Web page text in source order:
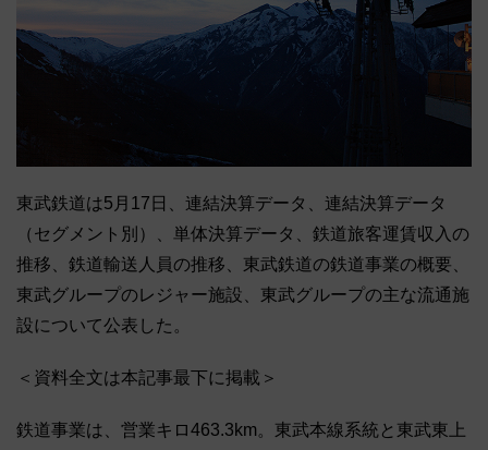
東武鉄道は5月17日、連結決算データ、連結決算データ
（セグメント別）、単体決算データ、鉄道旅客運賃収入の
推移、鉄道輸送人員の推移、東武鉄道の鉄道事業の概要、
東武グループのレジャー施設、東武グループの主な流通施
設について公表した。
＜資料全文は本記事最下に掲載＞
鉄道事業は、営業キロ463.3km。東武本線系統と東武東上